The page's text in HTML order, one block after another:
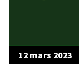
12 mars 2023